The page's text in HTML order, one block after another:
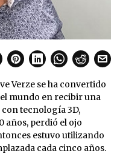
Verze se ha convertido
mundo en recibir una
tecnología 3D,
años, perdió el ojo
estuvo utilizando
cada cinco años.